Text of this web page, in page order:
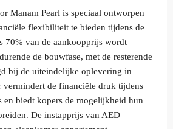
Manam Pearl is speciaal ontworpen
flexibiliteit te bieden tijdens de
70% van de aankoopprijs wordt
de bouwfase, met de resterende
bij de uiteindelijke oplevering in
vermindert de financiële druk tijdens
en biedt kopers de mogelijkheid hun
De instapprijs van AED